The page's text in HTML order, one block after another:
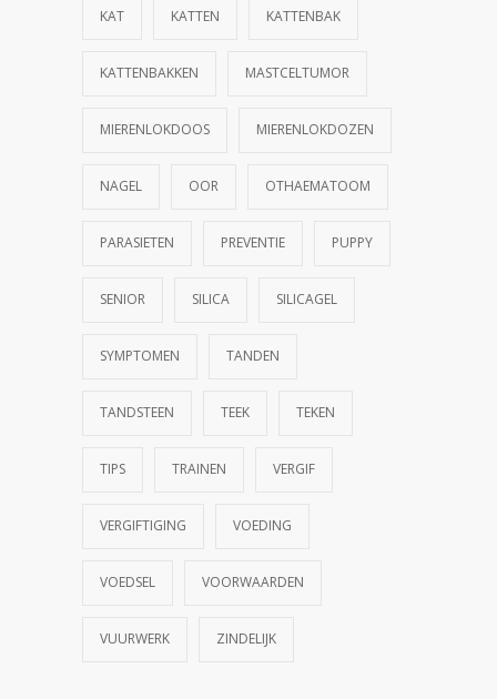
KAT KATTEN KATTENBAK
KATTENBAKKEN MASTCELTUMOR
MIERENLOKDOOS MIERENLOKDOZEN
NAGEL OOR OTHAEMATOOM
PARASIETEN PREVENTIE PUPPY
SENIOR SILICA SILICAGEL
SYMPTOMEN TANDEN
TANDSTEEN TEEK TEKEN
TIPS TRAINEN VERGIF
VERGIFTIGING VOEDING
VOEDSEL VOORWAARDEN
VUURWERK ZINDELIJK